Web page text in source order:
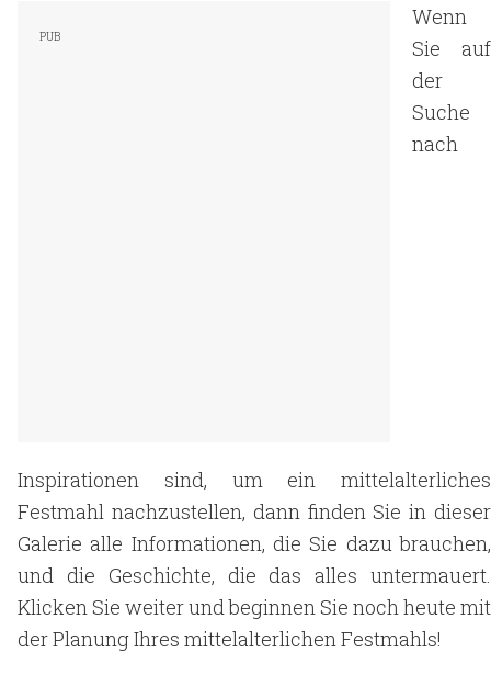
Wenn
Sie auf
der
Suche
nach
Inspirationen sind, um ein mittelalterliches
Festmahl nachzustellen, dann finden Sie in dieser
Galerie alle Informationen, die Sie dazu brauchen,
und die Geschichte, die das alles untermauert.
Klicken Sie weiter und beginnen Sie noch heute mit
der Planung Ihres mittelalterlichen Festmahls!